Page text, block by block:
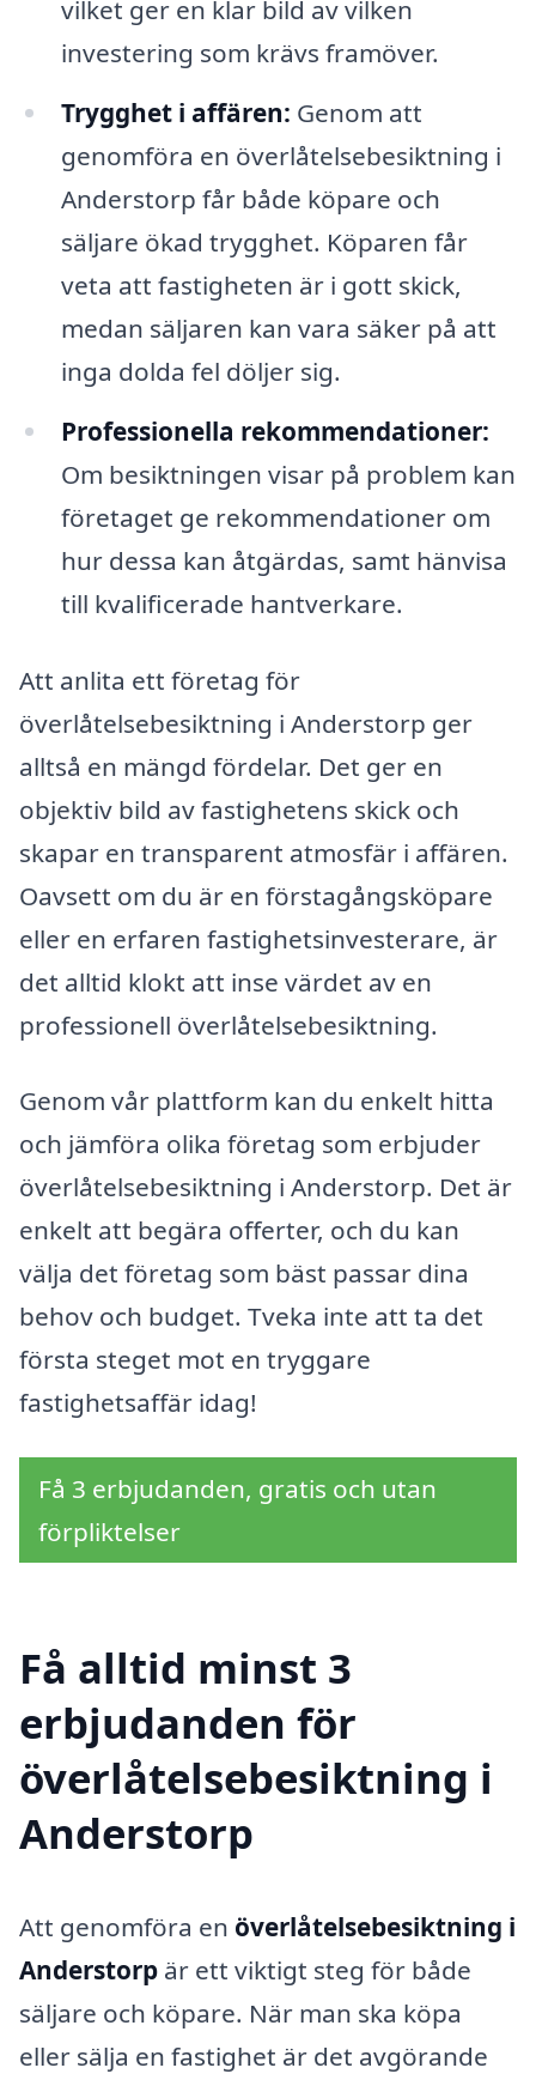
vilket ger en klar bild av vilken
investering som krävs framöver.
Trygghet i affären: Genom att
genomföra en överlåtelsebesiktning i
Anderstorp får både köpare och
säljare ökad trygghet. Köparen får
veta att fastigheten är i gott skick,
medan säljaren kan vara säker på att
inga dolda fel döljer sig.
Professionella rekommendationer:
Om besiktningen visar på problem kan
företaget ge rekommendationer om
hur dessa kan åtgärdas, samt hänvisa
till kvalificerade hantverkare.
Att anlita ett företag för
överlåtelsebesiktning i Anderstorp ger
alltså en mängd fördelar. Det ger en
objektiv bild av fastighetens skick och
skapar en transparent atmosfär i affären.
Oavsett om du är en förstagångsköpare
eller en erfaren fastighetsinvesterare, är
det alltid klokt att inse värdet av en
professionell överlåtelsebesiktning.
Genom vår plattform kan du enkelt hitta
och jämföra olika företag som erbjuder
överlåtelsebesiktning i Anderstorp. Det är
enkelt att begära offerter, och du kan
välja det företag som bäst passar dina
behov och budget. Tveka inte att ta det
första steget mot en tryggare
fastighetsaffär idag!
Få 3 erbjudanden, gratis och utan
förpliktelser
Få alltid minst 3
erbjudanden för
överlåtelsebesiktning i
Anderstorp
Att genomföra en överlåtelsebesiktning i
Anderstorp är ett viktigt steg för både
säljare och köpare. När man ska köpa
eller sälja en fastighet är det avgörande